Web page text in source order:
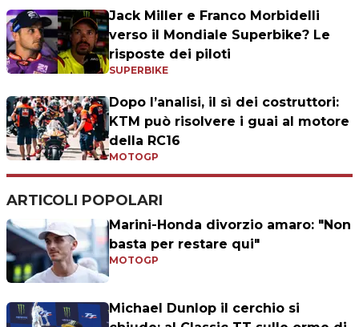
Jack Miller e Franco Morbidelli
verso il Mondiale Superbike? Le
risposte dei piloti
SUPERBIKE
Dopo l’analisi, il sì dei costruttori:
KTM può risolvere i guai al motore
della RC16
MOTOGP
ARTICOLI POPOLARI
Marini-Honda divorzio amaro: "Non
basta per restare qui"
MOTOGP
Michael Dunlop il cerchio si